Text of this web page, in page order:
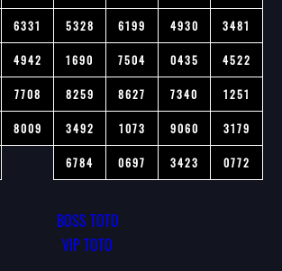
6331
4942
7708
8009
5328
1690
8259
3492
6784
6199
7504
8627
1073
0697
4930
0435
7340
9060
3423
3481
4522
1251
3179
0772